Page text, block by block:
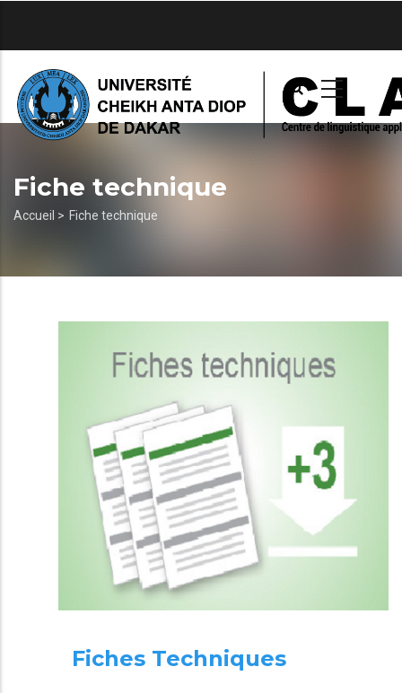
principal
Fiche technique
Fil
Accueil > Fiche technique
Fiches Techniques